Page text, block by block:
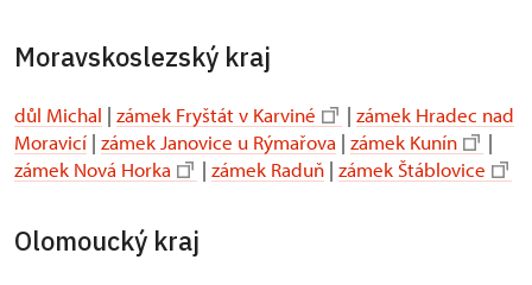
Moravskoslezský kraj
důl Michal | zámek Fryštát v Karviné | zámek Hradec nad
Moravicí | zámek Janovice u Rýmařova | zámek Kunín
|
zámek Nová Horka
| zámek Raduň | zámek Štáblovice
Olomoucký kraj